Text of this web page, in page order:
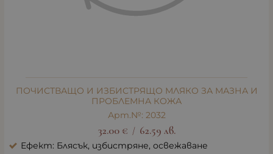
ПОЧИСТВАЩО И ИЗБИСТРЯЩО МЛЯКО ЗА МАЗНА И
ПРОБЛЕМНА КОЖА
Арт.№: 2032
32.00 € / 62.59 лв.
Ефект: Блясък, избистряне, освежаване